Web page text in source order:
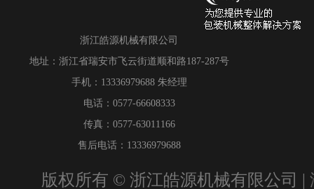
浙江皓源机械有限公司
地址：浙江省瑞安市飞云街道顺和路187-287号
手机：13336979688 朱经理
电话：0577-66608333
传真：0577-63011166
售后电话：13336979688
版权所有 © 浙江皓源机械有限公司 |